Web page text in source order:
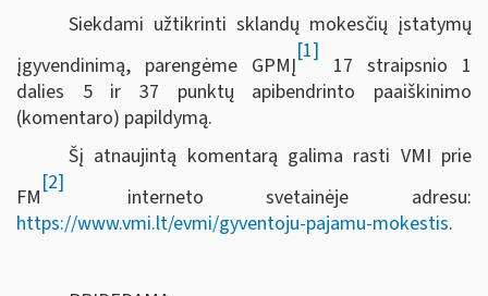
Siekdami užtikrinti sklandų mokesčių įstatymų
įgyvendinimą, parengėme GPMĮ
[1]
17 straipsnio 1
dalies 5 ir 37 punktų apibendrinto paaiškinimo
(komentaro) papildymą.
Šį atnaujintą komentarą galima rasti VMI prie
FM
[2]
interneto svetainėje adresu:
https://www.vmi.lt/evmi/gyventoju-pajamu-mokestis.